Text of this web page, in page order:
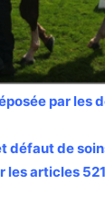
par les
défaut de
les articles